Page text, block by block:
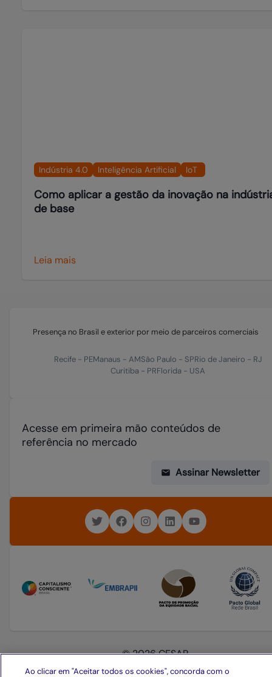
Indústria 4.0 Inteligência Artificial IoT
Como aplicar a gestão da inovação na
de base
Leia mais
Presença no Brasil e exterior por meio de parceiros comerciais
Recife- PEManaus - AMSão Paulo - SPRio de Janeiro - RJ
Curitiba - PRFlorida - USA
Acesse em primeira mão conteúdos de
referência no mercado
Assinar Newsletter
© 2026 CESAR
Ao clicar em "Aceitar todos os cookies", concorda com o